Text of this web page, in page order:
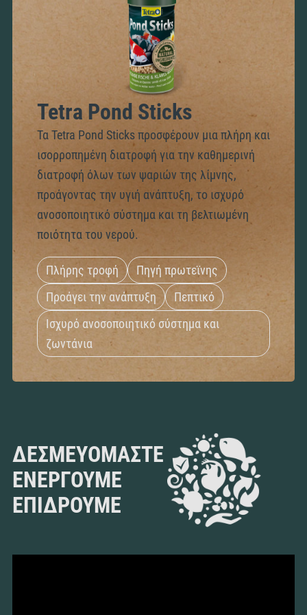
Tetra Pond Sticks
Τα Tetra Pond Sticks προσφέρουν μια πλήρη και
ισορροπημένη διατροφή για την καθημερινή
διατροφή όλων των ψαριών της λίμνης,
προάγοντας την υγιή ανάπτυξη, το ισχυρό
ανοσοποιητικό σύστημα και τη βελτιωμένη
ποιότητα του νερού.
Πλήρης τροφή
Πηγή πρωτεϊνης
Προάγει την ανάπτυξη
Πεπτικό
Ισχυρό ανοσοποιητικό σύστημα και
ζωντάνια
ΔΕΣΜΕΥΌΜΑΣΤΕ
ΕΝΕΡΓΟΎΜΕ
ΕΠΙΔΡΟΎΜΕ